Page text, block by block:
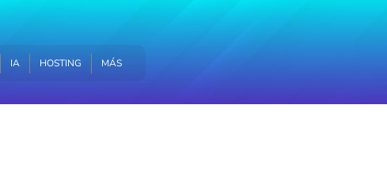
IA HOSTING MÁS